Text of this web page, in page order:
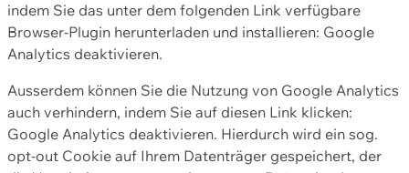
indem Sie das unter dem folgenden Link verfügbare
Browser-Plugin herunterladen und installieren: Google
Analytics deaktivieren.
Ausserdem können Sie die Nutzung von Google Analytics
auch verhindern, indem Sie auf diesen Link klicken:
Google Analytics deaktivieren. Hierdurch wird ein sog.
opt-out Cookie auf Ihrem Datenträger gespeichert, der